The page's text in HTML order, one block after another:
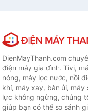
DienMayThanh.com
điện máy gia đình. Tivi,
nóng, máy lọc nước, nồi
khí, máy xay, bàn ủi, máy
lực không ngừng, chúng
giúp bạn có thể so sánh